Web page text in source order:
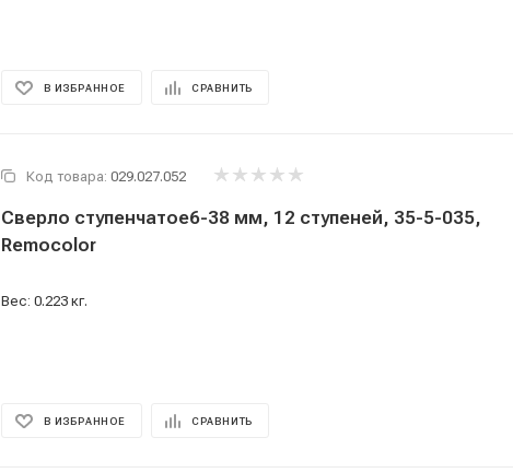
В ИЗБРАННОЕ СРАВНИТЬ
Код товара: 029.027.052
Сверло ступенчатое6-38 мм, 12 ступеней, 35-5-035,
Remocolor
Вес: 0.223 кг.
В ИЗБРАННОЕ СРАВНИТЬ